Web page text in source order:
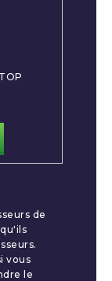
de
vous
le